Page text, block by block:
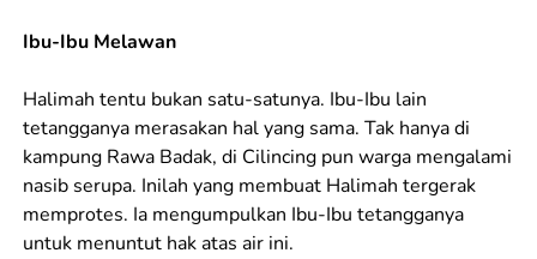
Ibu-Ibu Melawan
Halimah tentu bukan satu-satunya. Ibu-Ibu lain
tetangganya merasakan hal yang sama. Tak hanya di
kampung Rawa Badak, di Cilincing pun warga mengalami
nasib serupa. Inilah yang membuat Halimah tergerak
memprotes. Ia mengumpulkan Ibu-Ibu tetangganya
untuk menuntut hak atas air ini.